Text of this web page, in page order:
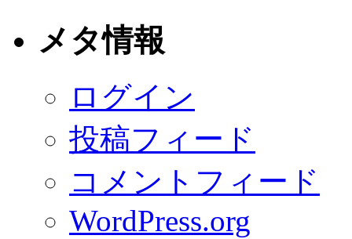
メタ情報
ログイン
投稿フィード
コメントフィード
WordPress.org